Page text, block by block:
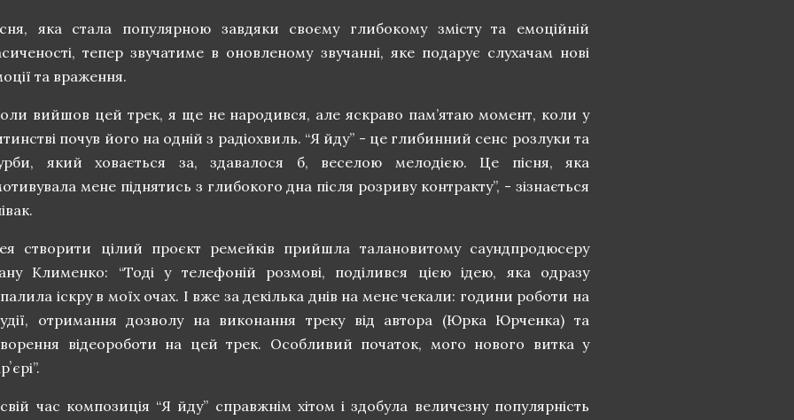
яка стала популярною завдяки своєму глибокому змісту та емоційній
тепер звучатиме в оновленому звучанні, яке подарує слухачам нові
та враження.
вийшов цей трек, я ще не народився, але яскраво пам’ятаю момент, коли у
почув його на одній з радіохвиль. “Я йду” - це глибинний сенс розлуки та
який ховається за, здавалося б, веселою мелодією. Це пісня, яка
мене піднятись з глибокого дна після розриву контракту”, - зізнається
створити цілий проєкт ремейків прийшла талановитому саундпродюсеру
Клименко: “Тоді у телефоній розмові, поділився цією ідею, яка одразу
іскру в моїх очах. І вже за декілька днів на мене чекали: години роботи на
отримання дозволу на виконання треку від автора (Юрка Юрченка) та
відеороботи на цей трек. Особливий початок, мого нового витка у
час композиція “Я йду” справжнім хітом і здобула величезну популярність